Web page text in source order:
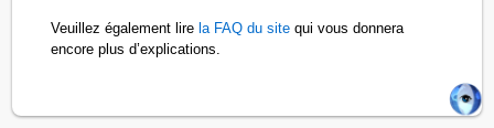
Veuillez également lire la FAQ du sitequi vous donnera
encore plus d’explications.